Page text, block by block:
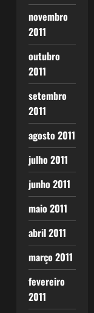
novembro
2011
outubro
2011
setembro
2011
agosto 2011
julho 2011
junho 2011
maio 2011
abril 2011
março 2011
fevereiro
2011